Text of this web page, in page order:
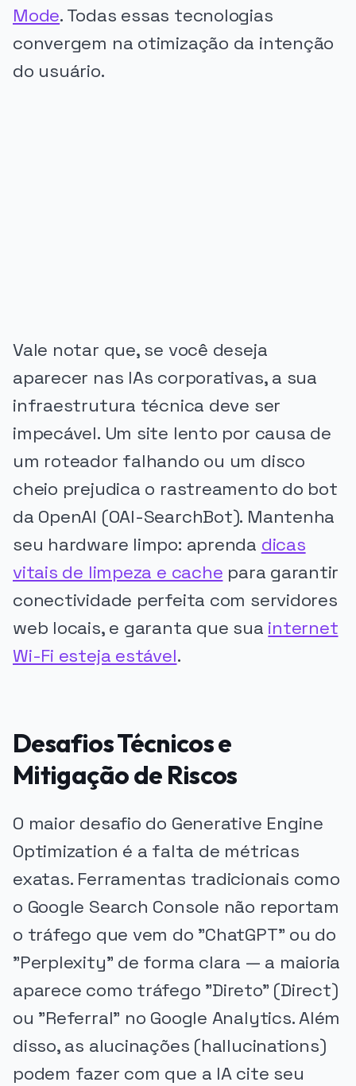
Mode. Todas essas tecnologias
convergem na otimização da intenção
do usuário.
Vale notar que, se você deseja
aparecer nas IAs corporativas, a sua
infraestrutura técnica deve ser
impecável. Um site lento por causa de
um roteador falhando ou um disco
cheio prejudica o rastreamento do bot
da OpenAI (OAI-SearchBot). Mantenha
seu hardware limpo: aprenda dicas
vitais de limpeza e cache para garantir
conectividade perfeita com servidores
web locais, e garanta que sua internet
Wi-Fi esteja estável.
Desafios Técnicos e
Mitigação de Riscos
O maior desafio do Generative Engine
Optimization é a falta de métricas
exatas. Ferramentas tradicionais como
o Google Search Console não reportam
o tráfego que vem do "ChatGPT" ou do
"Perplexity" de forma clara — a maioria
aparece como tráfego "Direto" (Direct)
ou "Referral" no Google Analytics. Além
disso, as alucinações (hallucinations)
podem fazer com que a IA cite seu